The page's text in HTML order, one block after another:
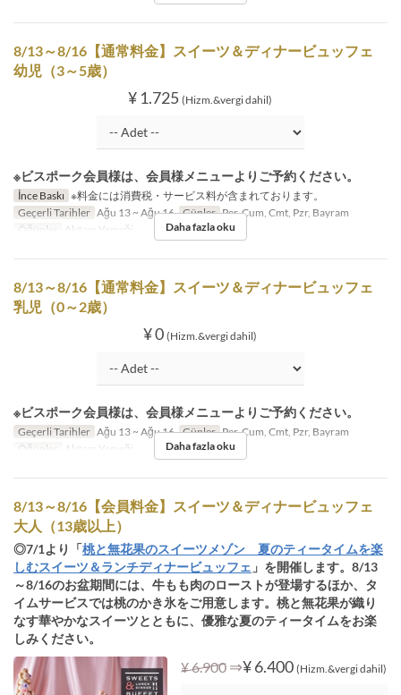
8/13～8/16【通常料金】スイーツ＆ディナービュッフェ
幼児（3～5歳）
¥ 1.725 (Hizm.&vergi dahil)
※ビスポーク会員様は、会員様メニューよりご予約ください。
İnce Baskı ※料金には消費税・サービス料が含まれております。
Geçerli Tarihler Ağu 13 ~ Ağu 16 Günler Per, Cum, Cmt, Pzr, Bayram
Öğünler
Akşam Yemeği Daha fazla oku
8/13～8/16【通常料金】スイーツ＆ディナービュッフェ
乳児（0～2歳）
¥ 0 (Hizm.&vergi dahil)
※ビスポーク会員様は、会員様メニューよりご予約ください。
Geçerli Tarihler Ağu 13 ~ Ağu 16 Günler Per, Cum, Cmt, Pzr, Bayram
Öğünler
Akşam Yemeği Daha fazla oku
8/13～8/16【会員料金】スイーツ＆ディナービュッフェ
大人（13歳以上）
◎7/1より「桃と無花果のスイーツメゾン 夏のティータイムを楽
しむスイーツ＆ランチディナービュッフェ 」を開催します。8/13
～8/16のお盆期間には、牛もも肉のローストが登場するほか、タ
イムサービスでは桃のかき氷をご用意します。桃と無花果が織り
なす華やかなスイーツとともに、優雅な夏のティータイムをお楽
しみください。
¥ 6.900 ⇒¥ 6.400 (Hizm.&vergi dahil)